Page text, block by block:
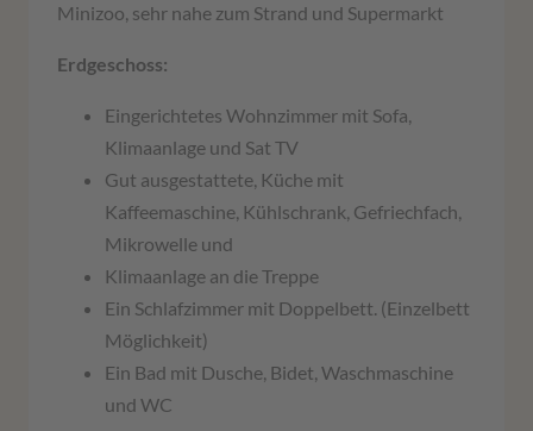
Minizoo, sehr nahe zum Strand und Supermarkt
Erdgeschoss:
Eingerichtetes Wohnzimmer mit Sofa,
Klimaanlage und Sat TV
Gut ausgestattete, Küche mit
Kaffeemaschine, Kühlschrank, Gefriechfach,
Mikrowelle und
Klimaanlage an die Treppe
Ein Schlafzimmer mit Doppelbett. (Einzelbett
Möglichkeit)
Ein Bad mit Dusche, Bidet, Waschmaschine
und WC